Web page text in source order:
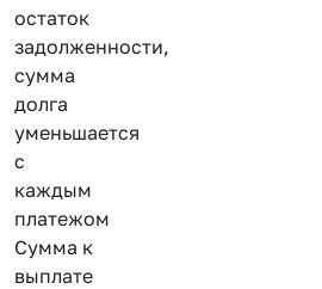
остаток
задолженности,
сумма
долга
уменьшается
с
каждым
платежом
Сумма к
выплате